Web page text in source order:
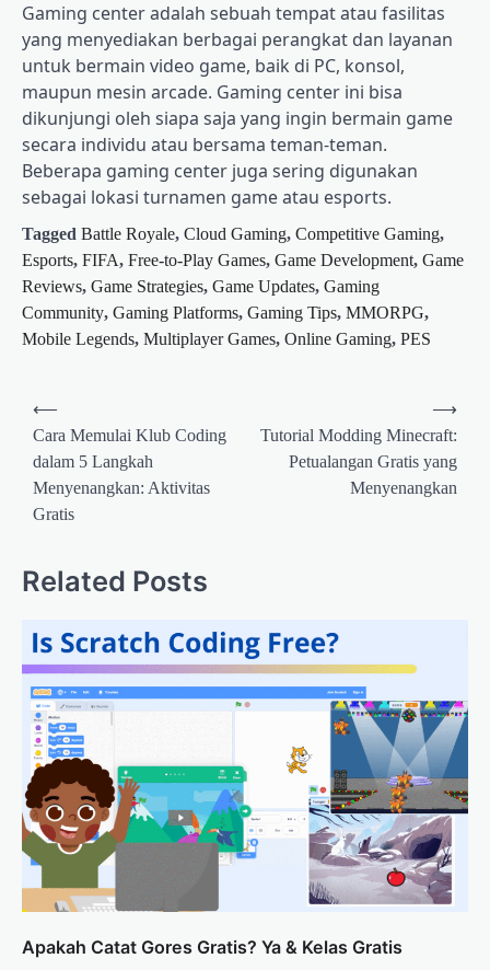
Gaming center adalah sebuah tempat atau fasilitas
yang menyediakan berbagai perangkat dan layanan
untuk bermain video game, baik di PC, konsol,
maupun mesin arcade. Gaming center ini bisa
dikunjungi oleh siapa saja yang ingin bermain game
secara individu atau bersama teman-teman.
Beberapa gaming center juga sering digunakan
sebagai lokasi turnamen game atau esports.
Tagged Battle Royale, Cloud Gaming, Competitive Gaming,
Esports, FIFA, Free-to-Play Games, Game Development, Game
Reviews, Game Strategies, Game Updates, Gaming
Community, Gaming Platforms, Gaming Tips, MMORPG,
Mobile Legends, Multiplayer Games, Online Gaming, PES
Post
navigation
⟵
Cara Memulai Klub Coding
dalam 5 Langkah
Menyenangkan: Aktivitas
Gratis
Tutorial Modding Minecraft:
Petualangan Gratis yang
Menyenangkan
⟶
Related Posts
Apakah Catat Gores Gratis? Ya & Kelas Gratis